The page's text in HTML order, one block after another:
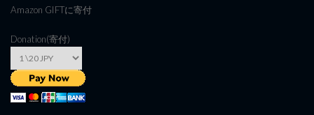
Amazon GIFTに寄付
Donation(寄付)